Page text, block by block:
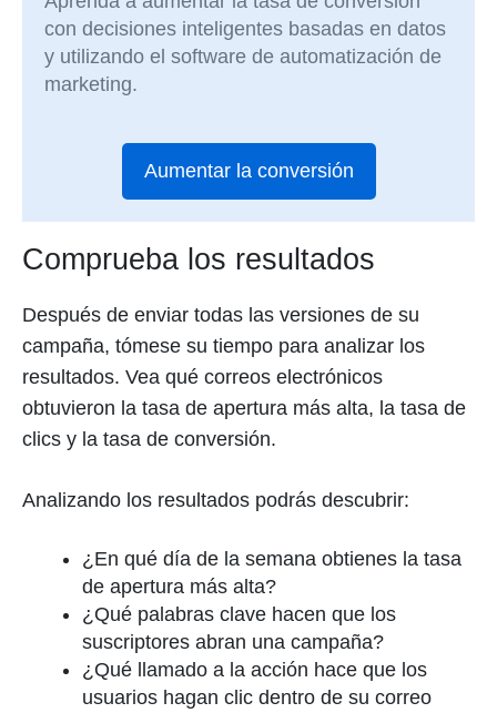
con decisiones inteligentes basadas en datos
y utilizando el software de automatización de
marketing.
Aumentar la conversión
Comprueba los resultados
Después de enviar todas las versiones de su
campaña, tómese su tiempo para analizar los
resultados. Vea qué correos electrónicos
obtuvieron la tasa de apertura más alta, la tasa de
clics y la tasa de conversión.
Analizando los resultados podrás descubrir:
¿En qué día de la semana obtienes la tasa
de apertura más alta?
¿Qué palabras clave hacen que los
suscriptores abran una campaña?
¿Qué llamado a la acción hace que los
usuarios hagan clic dentro de su correo